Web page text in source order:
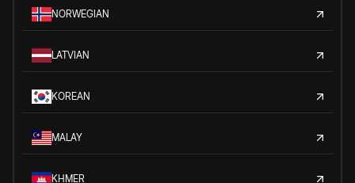
NORWEGIAN
LATVIAN
KOREAN
MALAY
KHMER